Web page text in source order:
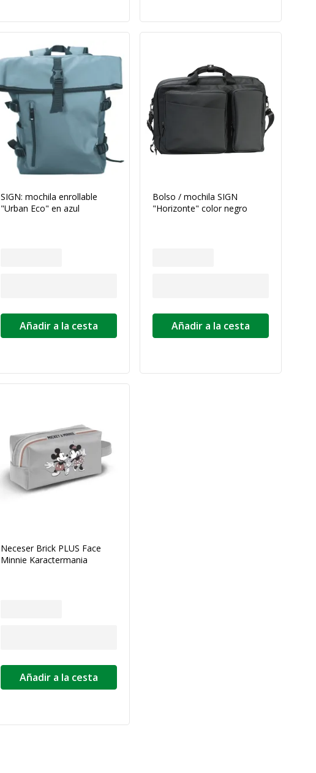
SIGN: mochila enrollable
"Urban Eco" en azul
Añadir a la cesta
Bolso / mochila SIGN
"Horizonte" color negro
Añadir a la cesta
Neceser Brick PLUS Face
Minnie Karactermania
Añadir a la cesta